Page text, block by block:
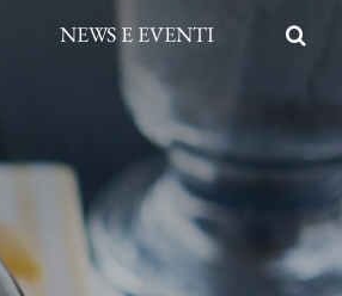
NEWS E EVENTI